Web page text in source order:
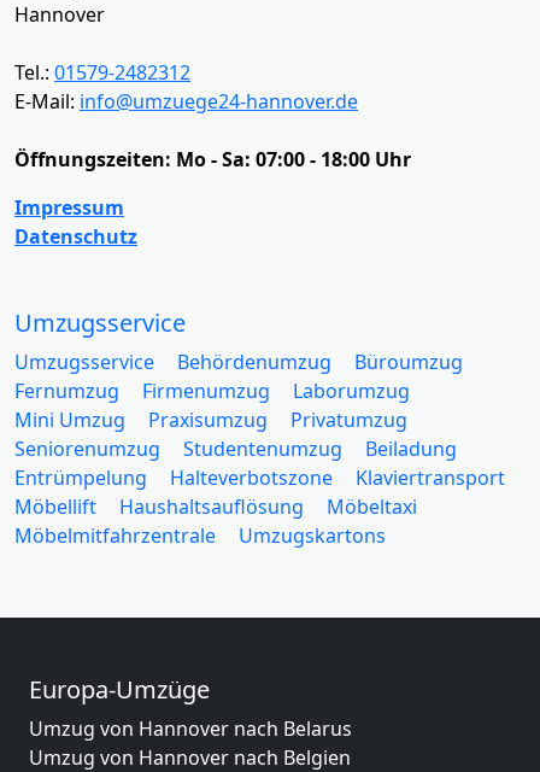
Hannover
Tel.: 01579-2482312
E-Mail: info@umzuege24-hannover.de
Öffnungszeiten: Mo - Sa: 07:00 - 18:00 Uhr
Impressum
Datenschutz
Umzugsservice
Umzugsservice Behördenumzug
Büroumzug
Fernumzug
Firmenumzug
Laborumzug
Mini Umzug
Praxisumzug
Privatumzug
Seniorenumzug
Studentenumzug
Beiladung
Entrümpelung
Halteverbotszone
Klaviertransport
Möbellift
Haushaltsauflösung
Möbeltaxi
Möbelmitfahrzentrale
Umzugskartons
Europa-Umzüge
Umzug von Hannover nach Belarus
Umzug von Hannover nach Belgien